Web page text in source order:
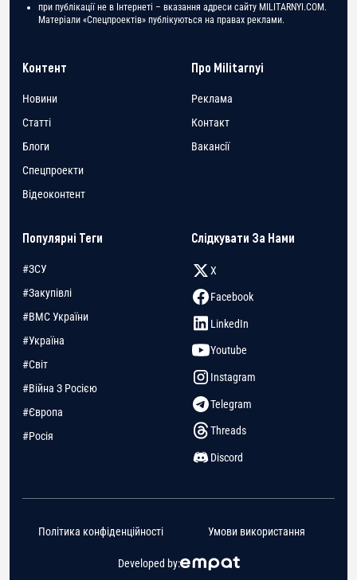
при публікації не в Інтернеті – вказання адреси сайту MILITARNYI.COM.
Матеріали «Спецпроектів» публікуються на правах реклами.
Контент
Новини
Статті
Блоги
Спецпроекти
Відеоконтент
Про Militarnyi
Реклама
Контакт
Вакансії
Популярні Теги
#ЗСУ
#Закупівлі
#ВМС України
#Україна
#Світ
#Війна З Росією
#Європа
#Росія
Слідкувати За Нами
X
Facebook
LinkedIn
Youtube
Instagram
Telegram
Threads
Discord
Developed by:
Політика конфіденційності Умови використання